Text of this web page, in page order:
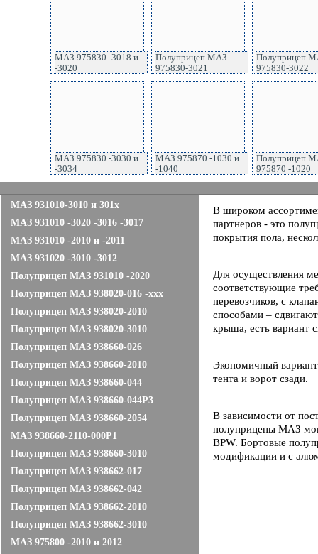
МАЗ 975830 -3018 и
-3020
Полуприцеп МАЗ
975830-3021
Полуприцеп
975830-3022
МАЗ 975830 -3030 и
-3034
МАЗ 975870 -1030 и
-1040
Полуприцеп
975870 -1020
МАЗ 931010-3010 и 301х
МАЗ 931010 -3020 -3016 -3017
МАЗ 931010 -2010 и -2011
МАЗ 931020 -3010 -3012
Полуприцеп МАЗ 931010 -2020
Полуприцеп МАЗ 938020-016 -ххх
Полуприцеп МАЗ 938020-2010
Полуприцеп МАЗ 938020-3010
Полуприцеп МАЗ 938660-026
Полуприцеп МАЗ 938660-2010
Полуприцеп МАЗ 938660-044
Полуприцеп МАЗ 938660-044Р3
Полуприцеп МАЗ 938660-2054
МАЗ 938660-2110-000P1
Полуприцеп МАЗ 938660-3010
Полуприцеп МАЗ 938662-017
Полуприцеп МАЗ 938662-042
Полуприцеп МАЗ 938662-2010
Полуприцеп МАЗ 938662-3010
МАЗ 975800 -2010 и 2012
В широком
партнеров - это
покрытия пола,
Для осуществления
соответствующие
перевозчиков, с
способами –
крыша, есть вариант
Экономичный
тента и ворот сзади.
В зависимости от
полуприцепы МАЗ
BPW. Бортовые
модификации и с